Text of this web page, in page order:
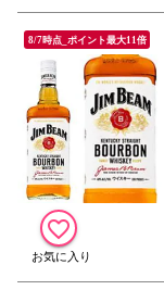
8/7時点_ポイント最大11倍